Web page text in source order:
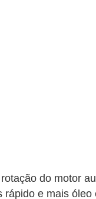
do motor
rápido e mais óleo